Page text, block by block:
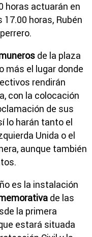
horas actuarán en
horas, Rubén
de la plaza
más el lugar donde
rendirán
con la colocación
de sus
lo harán tanto el
Unida o el
aunque también
es la instalación
de las
la primera
estará situada